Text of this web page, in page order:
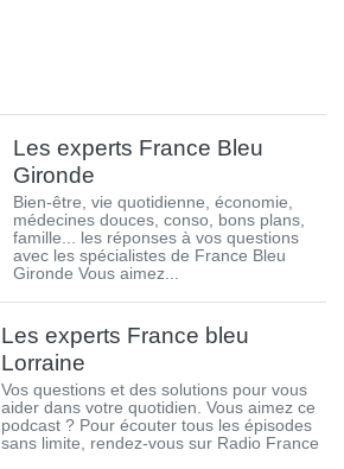
Les experts France Bleu
Gironde
Bien-être, vie quotidienne, économie,
médecines douces, conso, bons plans,
famille... les réponses à vos questions
avec les spécialistes de France Bleu
Gironde Vous aimez...
Les experts France bleu
Lorraine
Vos questions et des solutions pour vous
aider dans votre quotidien. Vous aimez ce
podcast ? Pour écouter tous les épisodes
sans limite, rendez-vous sur Radio France